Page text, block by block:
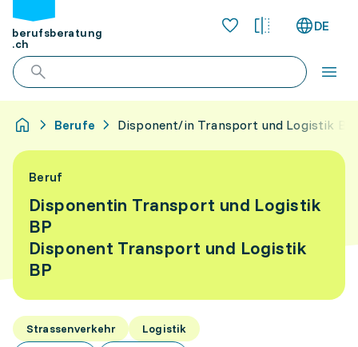
berufsberatung
.ch
DE
Berufe Disponent/in Transport und Logistik BP
Beruf
Disponentin Transport und Logistik
BP
Disponent Transport und Logistik
BP
Strassenverkehr Logistik